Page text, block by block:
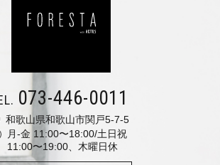
073-446-0011
和歌山県和歌山市関戸5-7-5
月-金 11:00〜18:00/土日祝
11:00〜19:00、木曜日休